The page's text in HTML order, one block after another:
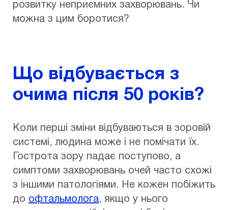
розвитку неприємних захворювань. Чи
можна з цим боротися?
Що відбувається з
очима після 50 років?
Коли перші зміни відбуваються в зоровій
системі, людина може і не помічати їх.
Гострота зору падає поступово, а
симптоми захворювань очей часто схожі
з іншими патологіями. Не кожен побіжить
до офтальмолога, якщо у нього